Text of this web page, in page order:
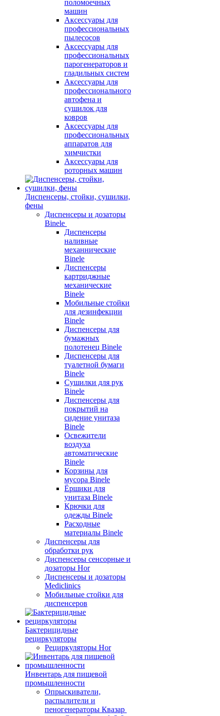
поломоечных
машин
Аксессуары для
профессиональных
пылесосов
Аксессуары для
профессиональных
парогенераторов и
гладильных систем
Аксессуары для
профессионального
автофена и
сушилок для
ковров
Аксессуары для
профессиональных
аппаратов для
химчистки
Аксессуары для
роторных машин
Диспенсеры, стойки, сушилки,
фены
Диспенсеры и дозаторы
Binele
Диспенсеры
наливные
механнические
Binele
Диспенсеры
картриджные
механические
Binele
Мобильные стойки
для дезинфекции
Binele
Диспенсеры для
бумажных
полотенец Binele
Диспенсеры для
туалетной бумаги
Binele
Сушилки для рук
Binele
Диспенсеры для
покрытий на
сидение унитаза
Binele
Освежители
воздуха
автоматические
Binele
Корзины для
мусора Binele
Ёршики для
унитаза Binele
Крючки для
одежды Binele
Расходные
материалы Binele
Диспенсеры для
обработки рук
Диспенсеры сенсорные и
дозаторы Hor
Диспенсеры и дозаторы
Mediclinics
Мобильные стойки для
диспенсеров
Бактерицидные
рециркуляторы
Рециркуляторы Hor
Инвентарь для пищевой
промышленности
Опрыскиватели,
распылители и
пеногенераторы Квазар